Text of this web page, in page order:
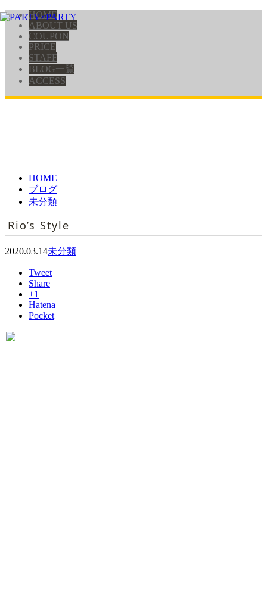
HOME
ABOUT US
COUPON
PRICE
STAFF
BLOG一覧
ACCESS
HOME
ブログ
未分類
Rio’s Style
2020.03.14未分類
Tweet
Share
+1
Hatena
Pocket